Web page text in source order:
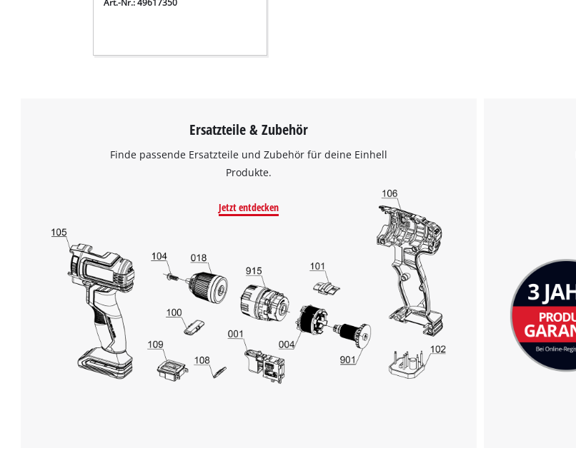
Art.-Nr.: 49617350
Ersatzteile & Zubehör
Finde passende Ersatzteile und Zubehör für deine Einhell
Produkte.
Jetzt entdecken